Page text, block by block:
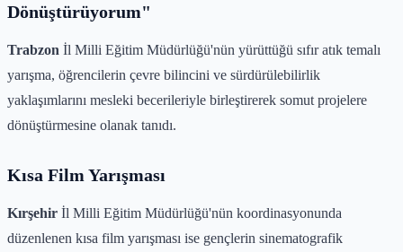
Dönüştürüyorum"
Trabzon İl Milli Eğitim Müdürlüğü'nün yürüttüğü sıfır atık temalı
yarışma, öğrencilerin çevre bilincini ve sürdürülebilirlik
yaklaşımlarını mesleki becerileriyle birleştirerek somut projelere
dönüştürmesine olanak tanıdı.
Kısa Film Yarışması
Kırşehir İl Milli Eğitim Müdürlüğü'nün koordinasyonunda
düzenlenen kısa film yarışması ise gençlerin sinematografik